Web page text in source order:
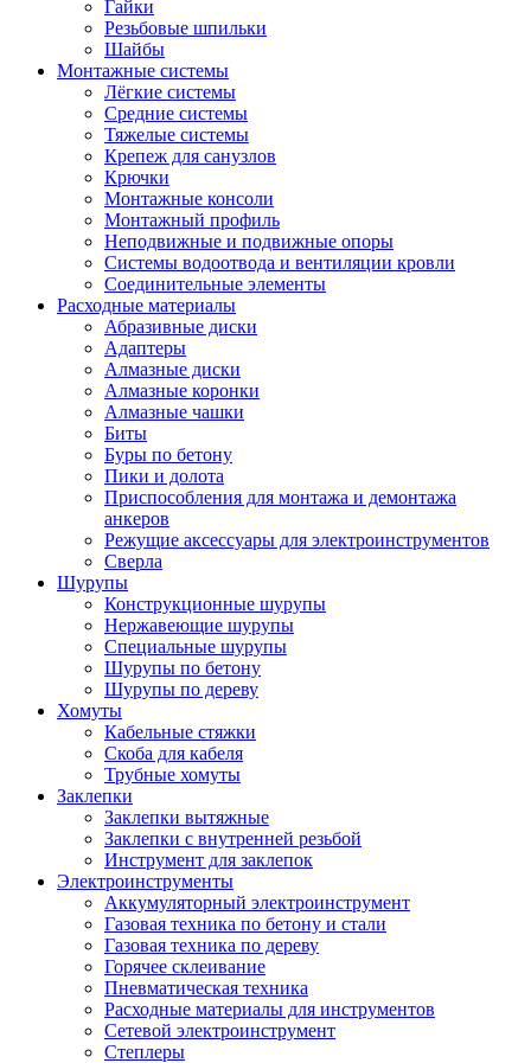
Гайки
Резьбовые шпильки
Шайбы
Монтажные системы
Лёгкие системы
Средние системы
Тяжелые системы
Крепеж для санузлов
Крючки
Монтажные консоли
Монтажный профиль
Неподвижные и подвижные опоры
Системы водоотвода и вентиляции кровли
Соединительные элементы
Расходные материалы
Абразивные диски
Адаптеры
Алмазные диски
Алмазные коронки
Алмазные чашки
Биты
Буры по бетону
Пики и долота
Приспособления для монтажа и демонтажа
анкеров
Режущие аксессуары для электроинструментов
Сверла
Шурупы
Конструкционные шурупы
Нержавеющие шурупы
Специальные шурупы
Шурупы по бетону
Шурупы по дереву
Хомуты
Кабельные стяжки
Скоба для кабеля
Трубные хомуты
Заклепки
Заклепки вытяжные
Заклепки с внутренней резьбой
Инструмент для заклепок
Электроинструменты
Аккумуляторный электроинструмент
Газовая техника по бетону и стали
Газовая техника по дереву
Горячее склеивание
Пневматическая техника
Расходные материалы для инструментов
Сетевой электроинструмент
Степлеры